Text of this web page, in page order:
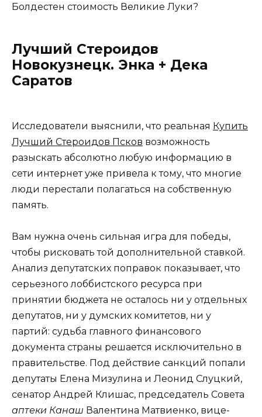
Болдестен стоимость Великие Луки?
Лучший Стероидов
Новокузнецк. Энка + Дека
Саратов
Исследователи выяснили, что реальная Купить
Лучший Стероидов Псков возможность
разыскать абсолютно любую информацию в
сети интернет уже привела к тому, что многие
люди перестали полагаться на собственную
память.
Вам нужна очень сильная игра для победы,
чтобы рисковать той дополнительной ставкой.
Анализ депутатских поправок показывает, что
серьезного лоббистского ресурса при
принятии бюджета не осталось ни у отдельных
депутатов, ни у думских комитетов, ни у
партий: судьба главного финансового
документа страны решается исключительно в
правительстве. Под действие санкций попали
депутаты Елена Мизулина и Леонид Слуцкий,
сенатор Андрей Клишас, председатель Совета
аптеки Канаш Валентина Матвиенко, вице-